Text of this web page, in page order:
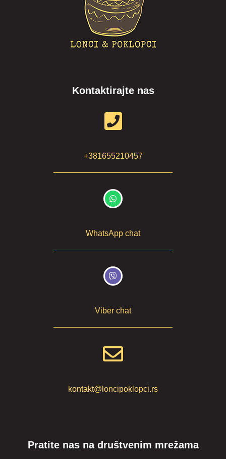
Kontaktirajte nas
+381655210457
WhatsApp chat
Viber chat
kontakt@loncipoklopci.rs
Pratite nas na društvenim mrežama